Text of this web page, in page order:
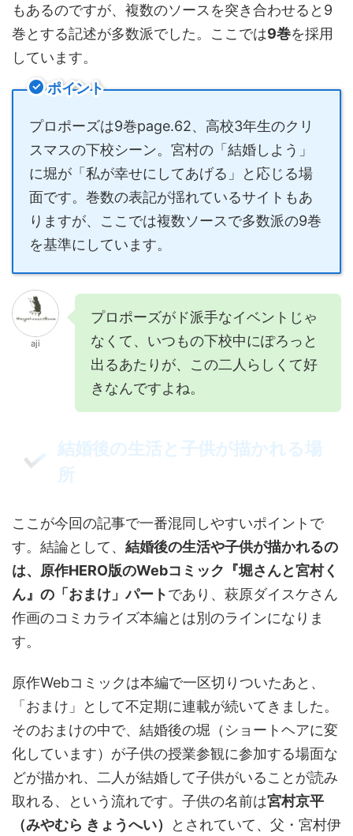
もあるのですが、複数のソースを突き合わせると9
巻とする記述が多数派でした。ここでは9巻を採用
しています。
ポイント
プロポーズは9巻page.62、高校3年生のクリ
スマスの下校シーン。宮村の「結婚しよう」
に堀が「私が幸せにしてあげる」と応じる場
面です。巻数の表記が揺れているサイトもあ
りますが、ここでは複数ソースで多数派の9巻
を基準にしています。
aji
プロポーズがド派手なイベントじゃ
なくて、いつもの下校中にぽろっと
出るあたりが、この二人らしくて好
きなんですよね。
結婚後の生活と子供が描かれる場
所
ここが今回の記事で一番混同しやすいポイントで
す。結論として、 結婚後の生活や子供が描かれるの
は、原作HERO版のWebコミック『堀さんと宮村く
ん』の「おまけ」パートであり、萩原ダイスケさん
作画のコミカライズ本編とは別のラインになりま
す。
原作Webコミックは本編で一区切りついたあと、
「おまけ」として不定期に連載が続いてきました。
そのおまけの中で、結婚後の堀（ショートヘアに変
化しています）が子供の授業参観に参加する場面な
どが描かれ、二人が結婚して子供がいることが読み
取れる、という流れです。子供の名前は宮村京平
（みやむら きょうへい）
とされていて、父・宮村伊